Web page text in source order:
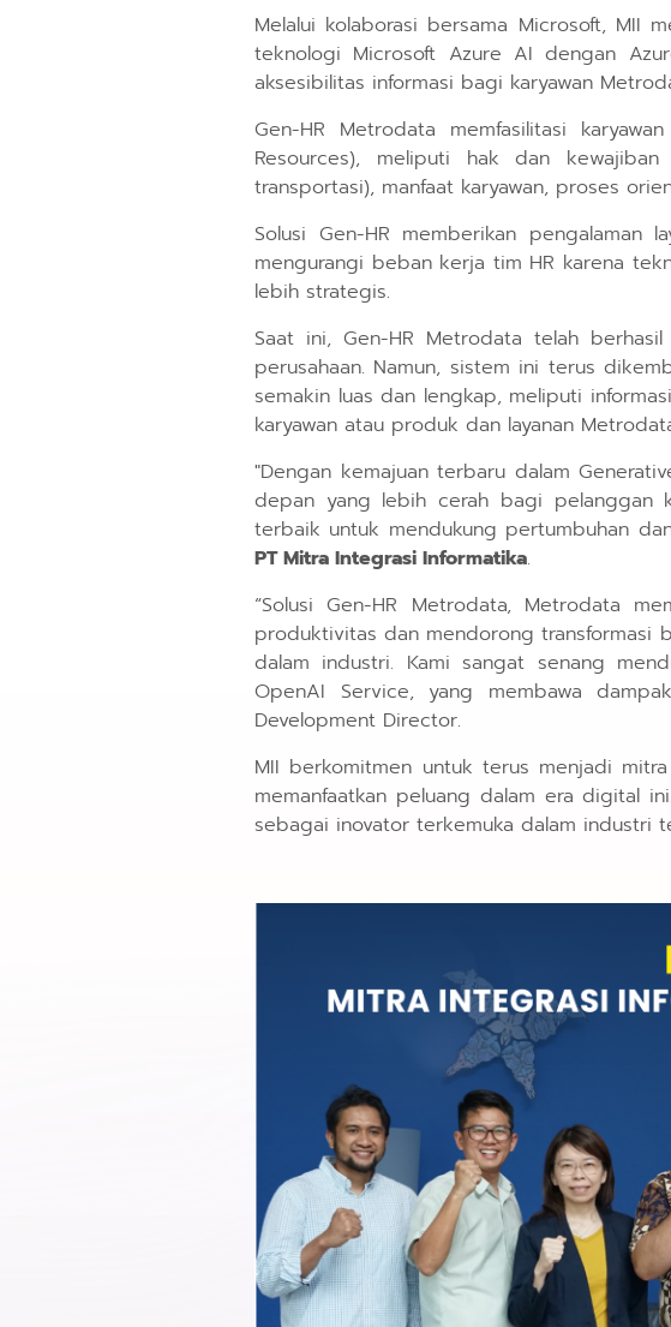
Melalui kolaborasi bersama Microsoft, MII
teknologi Microsoft Azure AI dengan
aksesibilitas informasi bagi karyawan
Gen-HR Metrodata memfasilitasi
Resources), meliputi hak dan kewajiban
transportasi), manfaat karyawan, proses
Solusi Gen-HR memberikan pengalaman
mengurangi beban kerja tim HR karena
lebih strategis.
Saat ini, Gen-HR Metrodata telah
perusahaan. Namun, sistem ini terus
semakin luas dan lengkap, meliputi
karyawan atau produk dan layanan
"Dengan kemajuan terbaru dalam
depan yang lebih cerah bagi pelanggan
terbaik untuk mendukung pertumbuhan
PT Mitra Integrasi Informatika.
“Solusi Gen-HR Metrodata, Metrodata
produktivitas dan mendorong transformasi
dalam industri. Kami sangat senang
OpenAI Service, yang membawa
Development Director.
MII berkomitmen untuk terus menjadi
memanfaatkan peluang dalam era digital
sebagai inovator terkemuka dalam industri